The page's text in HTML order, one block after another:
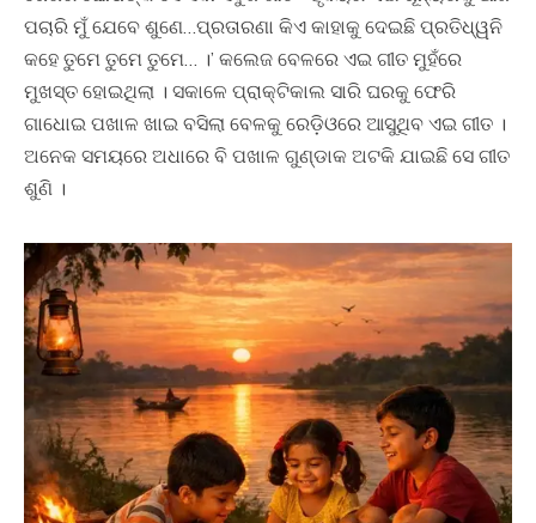
ପଚାରି ମୁଁ ଯେବେ ଶୁଣେ…ପ୍ରତାରଣା କିଏ କାହାକୁ ଦେଇଛି ପ୍ରତିଧ୍ୱନି
କହେ ତୁମେ ତୁମେ ତୁମେ… ।’ କଲେଜ ବେଳରେ ଏଇ ଗୀତ ମୁହଁରେ
ମୁଖସ୍ତ ହୋଇଥିଲା । ସକାଳେ ପ୍ରାକ୍ଟିକାଲ ସାରି ଘରକୁ ଫେରି
ଗାଧୋଇ ପଖାଳ ଖାଇ ବସିଲା ବେଳକୁ ରେଡ଼ିଓରେ ଆସୁଥିବ ଏଇ ଗୀତ ।
ଅନେକ ସମୟରେ ଅଧାରେ ବି ପଖାଳ ଗୁଣ୍ଡାକ ଅଟକି ଯାଇଛି ସେ ଗୀତ
ଶୁଣି ।